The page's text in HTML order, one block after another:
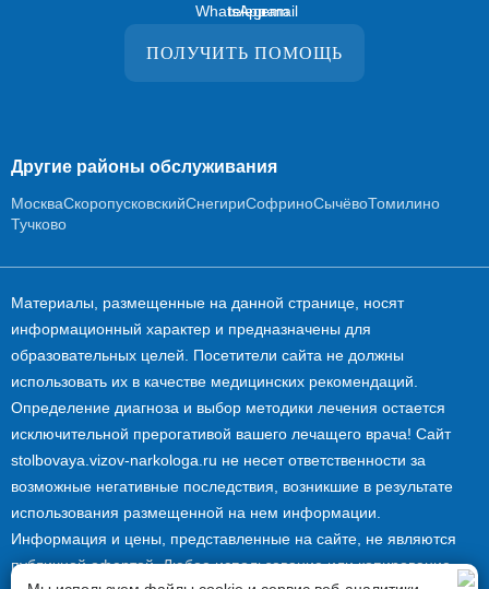
ПОЛУЧИТЬ ПОМОЩЬ
Другие районы обслуживания
МоскваСкоропусковскийСнегириСофриноСычёвоТомилино
Тучково
Материалы, размещенные на данной странице, носят
информационный характер и предназначены для
образовательных целей. Посетители сайта не должны
использовать их в качестве медицинских рекомендаций.
Определение диагноза и выбор методики лечения остается
исключительной прерогативой вашего лечащего врача! Сайт
stolbovaya.vizov-narkologa.ru не несет ответственности за
возможные негативные последствия, возникшие в результате
использования размещенной на нем информации.
Информация и цены, представленные на сайте, не являются
публичной офертой. Любое использование или копирование